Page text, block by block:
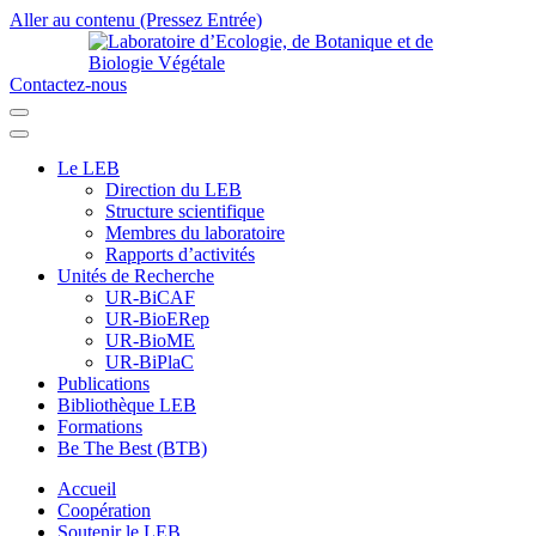
Aller au contenu (Pressez Entrée)
Contactez-nous
Le LEB
Direction du LEB
Structure scientifique
Membres du laboratoire
Rapports d’activités
Unités de Recherche
UR-BiCAF
UR-BioERep
UR-BioME
UR-BiPlaC
Publications
Bibliothèque LEB
Formations
Be The Best (BTB)
Accueil
Coopération
Soutenir le LEB